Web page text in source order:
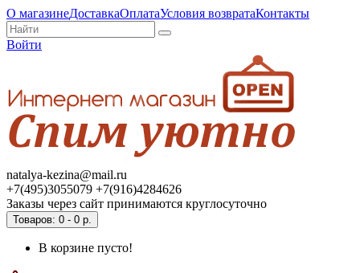
О магазинеДоставкаОплатаУсловия возвратаКонтакты
Войти
natalya-kezina@mail.ru
+7(495)3055079 +7(916)4284626
Заказы через сайт принимаются круглосуточно
Товаров: 0 - 0 р.
В корзине пусто!